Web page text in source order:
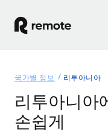
글로벌 고용
솔루션
국가별 정보 리투아니아
리투아니아
손쉽게